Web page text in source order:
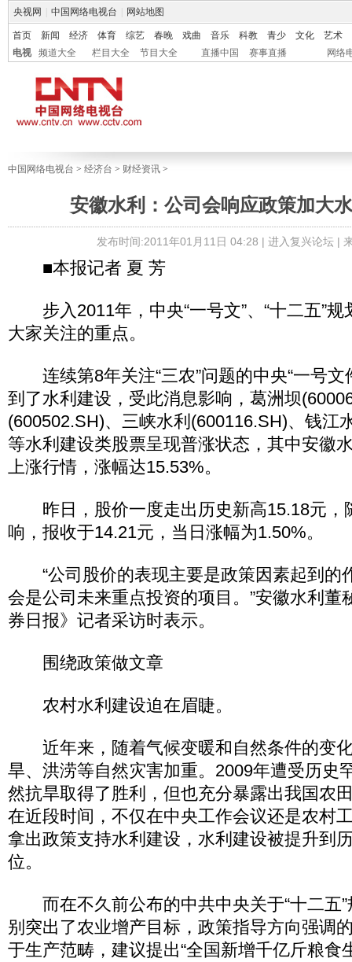
央视网 中国网络电视台 网站地图
首页 新闻 经济 体育 综艺 春晚 戏曲 音乐 科教 青少 文化
艺术
电视
频道大全 栏目大全 节目大全 直播中国 赛事直播 网络
中国网络电视台 > 经济台 > 财经资讯 >
安徽水利：公司会响应政策加大
发布时间:2011年01月11日 04:28 | 进入复兴论坛|
■本报记者 夏 芳
步入2011年，中央“一号文”、“十二五”规
大家关注的重点。
连续第8年关注“三农”问题的中央“一号文
到了水利建设，受此消息影响，葛洲坝
(600502.SH)、三峡水利(600116.SH)、钱江
等水利建设类股票呈现普涨状态，其中安徽
上涨行情，涨幅达15.53%。
昨日，股价一度走出历史新高15.18元，
响，报收于14.21元，当日涨幅为1.50%。
“公司股价的表现主要是政策因素起到的
会是公司未来重点投资的项目。”安徽水利董
券日报》记者采访时表示。
围绕政策做文章
农村水利建设迫在眉睫。
近年来，随着气候变暖和自然条件的变
旱、洪涝等自然灾害加重。2009年遭受历史
然抗旱取得了胜利，但也充分暴露出我国农
在近段时间，不仅在中央工作会议还是农村
拿出政策支持水利建设，水利建设被提升到
位。
而在不久前公布的中共中央关于“十二五”
别突出了农业增产目标，政策指导方向强调
于生产范畴，建议提出“全国新增千亿斤粮食